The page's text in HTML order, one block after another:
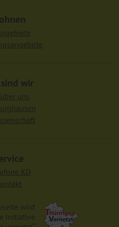
sind wir
uns
KD
wird
Initiative